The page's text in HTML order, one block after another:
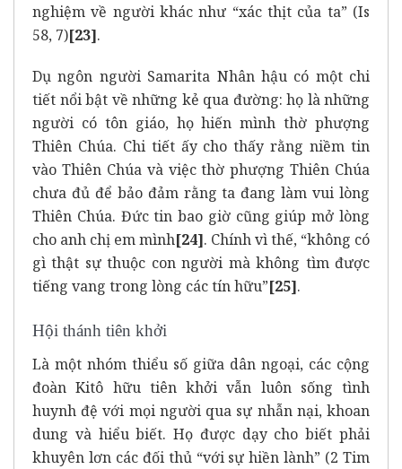
nghiệm về người khác như “xác thịt của ta” (Is
58, 7)[23].
Dụ ngôn người Samarita Nhân hậu có một chi
tiết nổi bật về những kẻ qua đường: họ là những
người có tôn giáo, họ hiến mình thờ phượng
Thiên Chúa. Chi tiết ấy cho thấy rằng niềm tin
vào Thiên Chúa và việc thờ phượng Thiên Chúa
chưa đủ để bảo đảm rằng ta đang làm vui lòng
Thiên Chúa. Đức tin bao giờ cũng giúp mở lòng
cho anh chị em mình[24]. Chính vì thế, “không có
gì thật sự thuộc con người mà không tìm được
tiếng vang trong lòng các tín hữu”[25].
Hội thánh tiên khởi
Là một nhóm thiểu số giữa dân ngoại, các cộng
đoàn Kitô hữu tiên khởi vẫn luôn sống tình
huynh đệ với mọi người qua sự nhẫn nại, khoan
dung và hiểu biết. Họ được dạy cho biết phải
khuyên lơn các đối thủ “với sự hiền lành” (2 Tim